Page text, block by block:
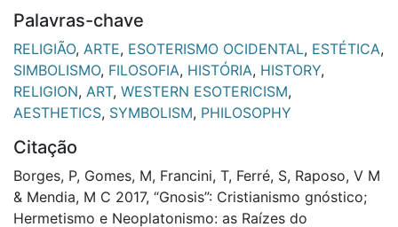
Palavras-chave
RELIGIÃO, ARTE, ESOTERISMO OCIDENTAL, ESTÉTICA,
SIMBOLISMO, FILOSOFIA, HISTÓRIA, HISTORY,
RELIGION, ART, WESTERN ESOTERICISM,
AESTHETICS, SYMBOLISM, PHILOSOPHY
Citação
Borges, P, Gomes, M, Francini, T, Ferré, S, Raposo, V M
& Mendia, M C 2017, “Gnosis”: Cristianismo gnóstico;
Hermetismo e Neoplatonismo: as Raízes do